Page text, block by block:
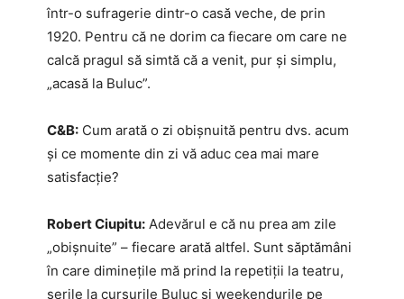
într-o sufragerie dintr-o casă veche, de prin
1920. Pentru că ne dorim ca fiecare om care ne
calcă pragul să simtă că a venit, pur și simplu,
„acasă la Buluc”.
C&B: Cum arată o zi obișnuită pentru dvs. acum
și ce momente din zi vă aduc cea mai mare
satisfacție?
Robert Ciupitu: Adevărul e că nu prea am zile
„obișnuite” – fiecare arată altfel. Sunt săptămâni
în care diminețile mă prind la repetiții la teatru,
serile la cursurile Buluc și weekendurile pe